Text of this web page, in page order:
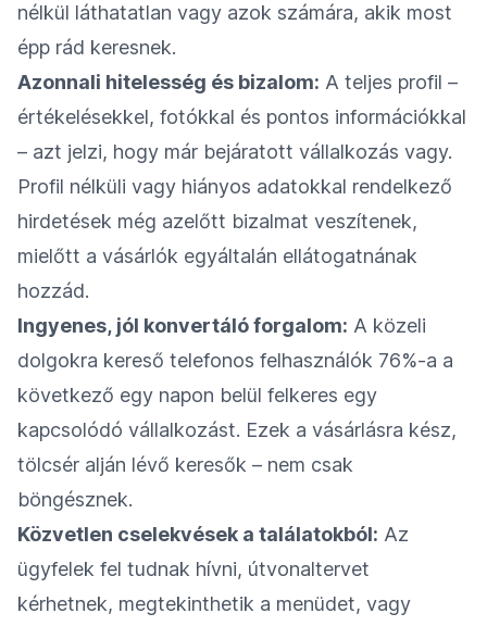
nélkül láthatatlan vagy azok számára, akik most
épp rád keresnek.
Azonnali hitelesség és bizalom: A teljes profil –
értékelésekkel, fotókkal és pontos információkkal
– azt jelzi, hogy már bejáratott vállalkozás vagy.
Profil nélküli vagy hiányos adatokkal rendelkező
hirdetések még azelőtt bizalmat veszítenek,
mielőtt a vásárlók egyáltalán ellátogatnának
hozzád.
Ingyenes, jól konvertáló forgalom: A közeli
dolgokra kereső telefonos felhasználók 76%-a a
következő egy napon belül felkeres egy
kapcsolódó vállalkozást. Ezek a vásárlásra kész,
tölcsér alján lévő keresők – nem csak
böngésznek.
Közvetlen cselekvések a találatokból: Az
ügyfelek fel tudnak hívni, útvonaltervet
kérhetnek, megtekinthetik a menüdet, vagy